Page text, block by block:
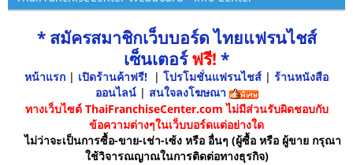
* สมัครสมาชิกเว็บบอร์ด ไทยแฟรนไชส์
เซ็นเตอร์ฟรี! *
หน้าแรก | เปิดร้านค้าฟรี! | โปรโมชั่นแฟรนไชส์ | ร้านหนังสือ
ออนไลน์ | สนใจลงโฆษณา
ทางเว็บไซต์ ThaiFranchiseCenter.com ไม่มีส่วนรับผิดชอบกับ
ข้อความต่างๆในเว็บบอร์ดแต่อย่างใด
ไม่ว่าจะเป็นการซื้อ-ขาย-เช่า-เซ้ง หรือ อื่นๆ (ผู้ซื้อ หรือ ผู้ขาย กรุณา
ใช้วิจารณญาณในการติดต่อทางธุรกิจ)